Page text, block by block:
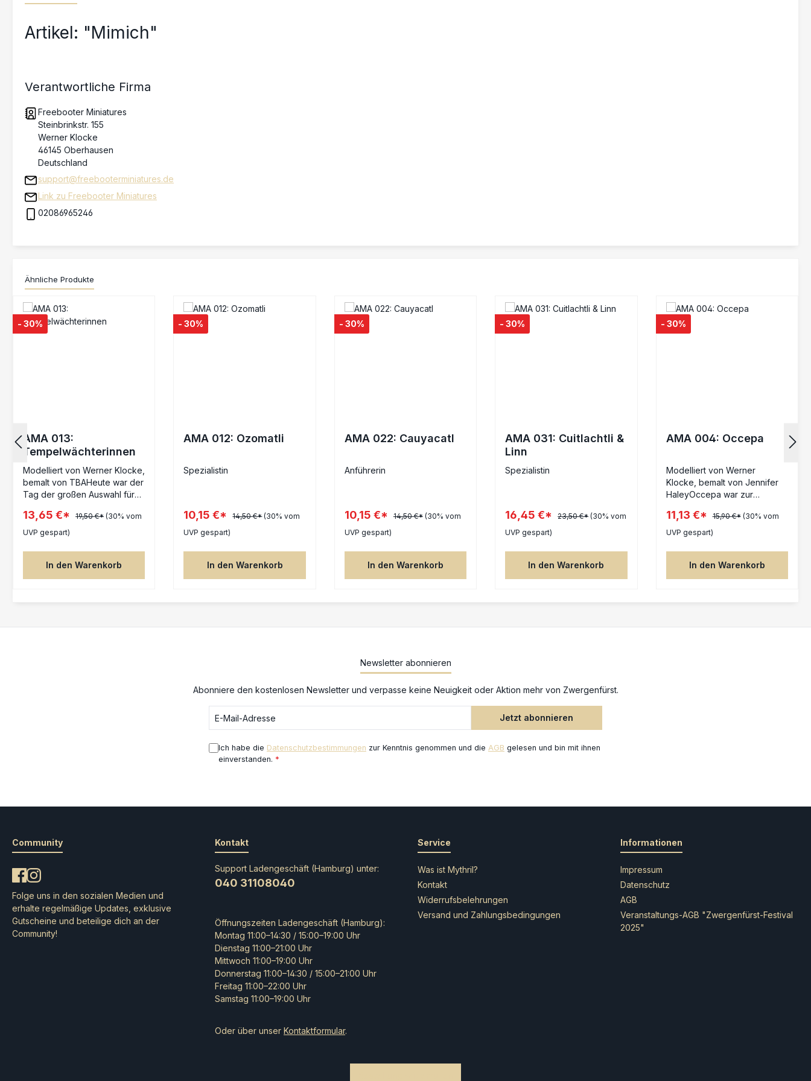
Artikel: "Mimich"
Verantwortliche Firma
Freebooter Miniatures
Steinbrinkstr. 155
Werner Klocke
46145 Oberhausen
Deutschland
support@freebooterminiatures.de
Link zu Freebooter Miniatures
02086965246
Ähnliche Produkte
Produktgalerie überspringen
- 30%
AMA 013:
Tempelwächterinnen
Modelliert von Werner Klocke,
bemalt von TBAHeute war der
Tag der großen Auswahl für
Heute würde entschieden
werden, welche der
Ehrengarde für die Zweite
Überfahrt dienen
durften.Tempelwächterinnen
der Ehrengarde Xicoas steigt
13,65 €* 19,50 €* (30% vom
UVP gespart)
In den Warenkorb
- 30%
AMA 012: Ozomatli
Spezialistin
10,15 €* 14,50 €* (30% vom
UVP gespart)
In den Warenkorb
- 30%
AMA 022: Cauyacatl
Anführerin
10,15 €* 14,50 €* (30% vom
UVP gespart)
In den Warenkorb
- 30%
AMA 031: Cuitlachtli &
Linn
Spezialistin
16,45 €* 23,50 €* (30% vom
UVP gespart)
In den Warenkorb
- 30%
AMA 004: Occepa
Modelliert von Werner
Klocke, bemalt von Jennifer
HaleyOccepa war zur
einer Totemkriegerin
herangewachsen, die ihre
selbstverständlicher
Leichtigkeit trug.Occepa ist
eine Spezialistin der
zahlreiche Attacken des
11,13 €* 15,90 €* (30% vom
UVP gespart)
In den Warenkorb
Newsletter abonnieren
Abonniere den kostenlosen Newsletter und verpasse keine Neuigkeit oder Aktion mehr von Zwergenfürst.
Jetzt abonnieren
Ich habe die Datenschutzbestimmungen zur Kenntnis genommen und die AGB gelesen und bin mit ihnen
einverstanden. *
Kontakt
Support Ladengeschäft (Hamburg) unter:
040 31108040
Öffnungszeiten Ladengeschäft (Hamburg):
Montag 11:00–14:30 / 15:00–19:00 Uhr
Dienstag 11:00–21:00 Uhr
Mittwoch 11:00–19:00 Uhr
Donnerstag 11:00–14:30 / 15:00–21:00 Uhr
Freitag 11:00–22:00 Uhr
Samstag 11:00–19:00 Uhr
Oder über unser Kontaktformular.
Service
Was ist Mythril?
Kontakt
Widerrufsbelehrungen
Versand und Zahlungsbedingungen
Informationen
Impressum
Datenschutz
AGB
Veranstaltungs-AGB "Zwergenfürst-Festival
2025"
Community
Folge uns in den sozialen Medien und
erhalte regelmäßige Updates, exklusive
Gutscheine und beteilige dich an der
Community!